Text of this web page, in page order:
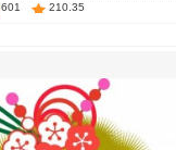
601 210.35